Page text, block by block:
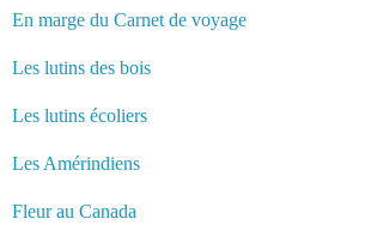
En marge du Carnet de voyage
Les lutins des bois
Les lutins écoliers
Les Amérindiens
Fleur au Canada